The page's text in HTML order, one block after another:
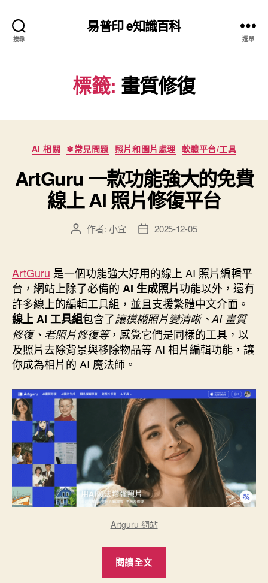
搜尋
易普印 e知識百科
選單
標籤: 畫質修復
分
類
AI 相關 ❄常見問題 照片和圖片處理 軟體平台/工具
ArtGuru 一款功能強大的免費
線上 AI 照片修復平台
文
者
作者: 小宜
文
佈
日
期
2025-12-05
ArtGuru 是一個功能強大好用的線上 AI 照片編輯平
台，網站上除了必備的 AI 生成照片功能以外，還有
許多線上的編輯工具組，並且支援繁體中文介面。
線上 AI 工具組包含了讓模糊照片變清晰、AI 畫質
修復、老照片修復等，感覺它們是同樣的工具，以
及照片去除背景與移除物品等 AI 相片編輯功能，讓
你成為相片的 AI 魔法師。
Artguru 網站
閱讀全文